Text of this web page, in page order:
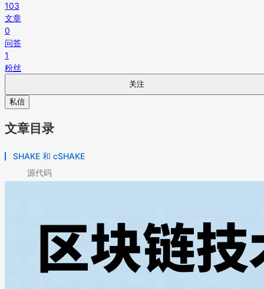
103
文章
0
问答
1
粉丝
关注
私信
文章目录
SHAKE 和 cSHAKE
源代码